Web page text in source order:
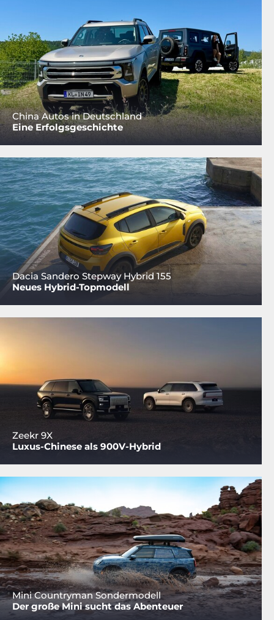
China Autos in Deutschland
Eine Erfolgsgeschichte
Dacia Sandero Stepway Hybrid 155
Neues Hybrid-Topmodell
Zeekr 9X
Luxus-Chinese als 900V-Hybrid
Mini Countryman Sondermodell
Der große Mini sucht das Abenteuer